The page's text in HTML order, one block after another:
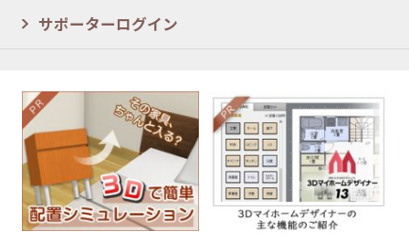
サポーターログイン